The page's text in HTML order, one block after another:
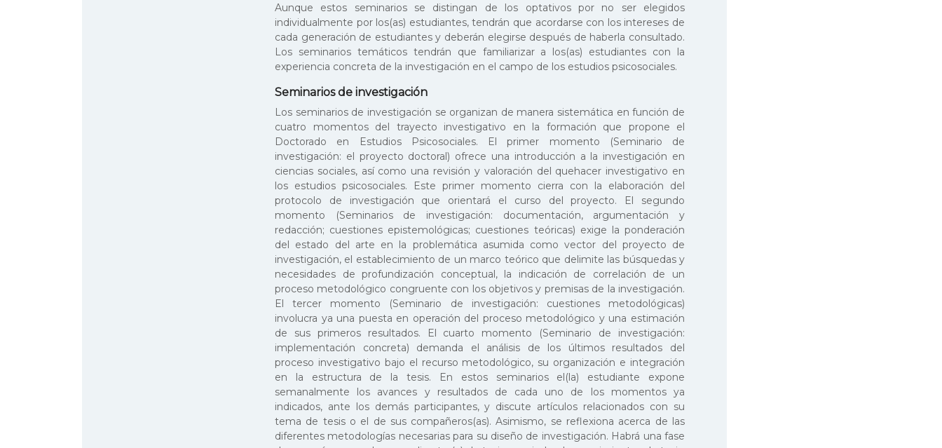
Aunque estos seminarios se distingan de los optativos por no ser elegidos
individualmente por los(as) estudiantes, tendrán que acordarse con los intereses de
cada generación de estudiantes y deberán elegirse después de haberla consultado.
Los seminarios temáticos tendrán que familiarizar a los(as) estudiantes con la
experiencia concreta de la investigación en el campo de los estudios psicosociales.
Seminarios de investigación
Los seminarios de investigación se organizan de manera sistemática en función de
cuatro momentos del trayecto investigativo en la formación que propone el
Doctorado en Estudios Psicosociales. El primer momento (Seminario de
investigación: el proyecto doctoral) ofrece una introducción a la investigación en
ciencias sociales, así como una revisión y valoración del quehacer investigativo en
los estudios psicosociales. Este primer momento cierra con la elaboración del
protocolo de investigación que orientará el curso del proyecto. El segundo
momento (Seminarios de investigación: documentación, argumentación y
redacción; cuestiones epistemológicas; cuestiones teóricas) exige la ponderación
del estado del arte en la problemática asumida como vector del proyecto de
investigación, el establecimiento de un marco teórico que delimite las búsquedas y
necesidades de profundización conceptual, la indicación de correlación de un
proceso metodológico congruente con los objetivos y premisas de la investigación.
El tercer momento (Seminario de investigación: cuestiones metodológicas)
involucra ya una puesta en operación del proceso metodológico y una estimación
de sus primeros resultados. El cuarto momento (Seminario de investigación:
implementación concreta) demanda el análisis de los últimos resultados del
proceso investigativo bajo el recurso metodológico, su organización e integración
en la estructura de la tesis. En estos seminarios el(la) estudiante expone
semanalmente los avances y resultados de cada uno de los momentos ya
indicados, ante los demás participantes, y discute artículos relacionados con su
tema de tesis o el de sus compañeros(as). Asimismo, se reflexiona acerca de las
diferentes metodologías necesarias para su diseño de investigación. Habrá una fase